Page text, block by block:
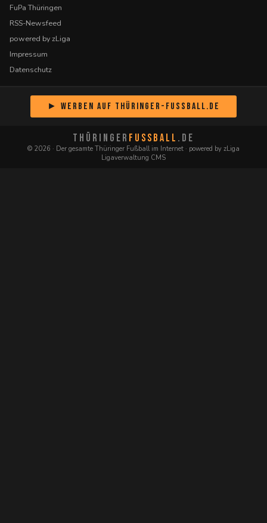
FuPa Thüringen
RSS-Newsfeed
powered by zLiga
Impressum
Datenschutz
► Werben auf Thüringer-Fussball.de
THÜRINGER FUSSBALL .DE
© 2026 · Der gesamte Thüringer Fußball im Internet · powered by zLiga
Ligaverwaltung CMS